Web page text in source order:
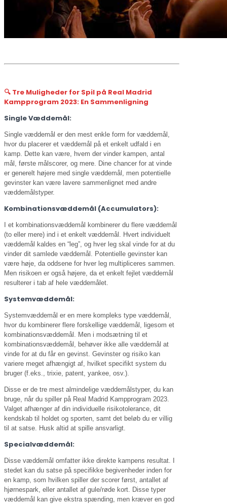
🔍 Tre Muligheder for Spil på Real Madrid
Kampprogram 2023: En Sammenligning
Single Væddemål:
Single væddemål er den mest enkle form for væddemål,
hvor du placerer et væddemål på et enkelt udfald i en
kamp. Dette kan være, hvem der vinder kampen, antal
mål, første målscorer, og mere. Dine chancer for at vinde
er generelt højere med single væddemål, men potentielle
gevinster kan være lavere sammenlignet med andre
væddemålstyper.
Kombinationsvæddemål (Accumulators):
I et kombinationsvæddemål kombinerer du flere væddemål
(to eller mere) ind i et enkelt væddemål. Hvert individuelt
væddemål kaldes en “leg”, og hver leg skal vinde for at du
vinder dit samlede væddemål. Potentielle gevinster kan
være høje, da oddsene for hver leg multipliceres sammen.
Men risikoen er også højere, da et enkelt fejlet væddemål
resulterer i tab af hele væddemålet.
Systemvæddemål:
Systemvæddemål er en mere kompleks type væddemål,
hvor du kombinerer flere forskellige væddemål, ligesom et
kombinationsvæddemål. Men i modsætning til et
kombinationsvæddemål, behøver ikke alle væddemål at
vinde for at du får en gevinst. Gevinster og risiko kan
variere meget afhængigt af, hvilket specifikt system du
bruger (f.eks., trixie, patent, yankee, osv.).
Disse er de tre mest almindelige væddemålstyper, du kan
bruge, når du spiller på Real Madrid Kampprogram 2023.
Valget afhænger af din individuelle risikotolerance, dit
kendskab til holdet og sporten, samt det beløb du er villig
til at satse. Husk altid at spille ansvarligt.
Specialvæddemål:
Disse væddemål omfatter ikke direkte kampens resultat. I
stedet kan du satse på specifikke begivenheder inden for
en kamp, som hvilken spiller der scorer først, antallet af
hjørnespark, eller antallet af gule/røde kort. Disse typer
væddemål kan give ekstra spænding, men kræver en god